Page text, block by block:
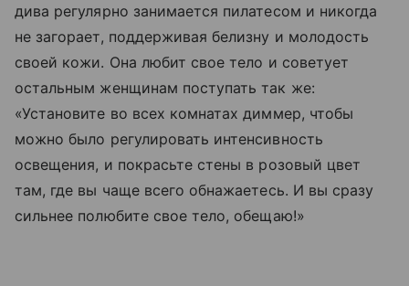
дива регулярно занимается пилатесом и никогда
не загорает, поддерживая белизну и молодость
своей кожи. Она любит свое тело и советует
остальным женщинам поступать так же:
«Установите во всех комнатах диммер, чтобы
можно было регулировать интенсивность
освещения, и покрасьте стены в розовый цвет
там, где вы чаще всего обнажаетесь. И вы сразу
сильнее полюбите свое тело, обещаю!»